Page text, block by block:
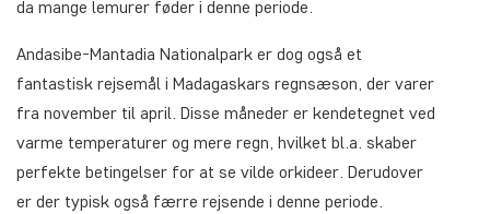
da mange lemurer føder i denne periode.
Andasibe-Mantadia Nationalpark er dog også et
fantastisk rejsemål i Madagaskars regnsæson, der varer
fra november til april. Disse måneder er kendetegnet ved
varme temperaturer og mere regn, hvilket bl.a. skaber
perfekte betingelser for at se vilde orkideer. Derudover
er der typisk også færre rejsende i denne periode.